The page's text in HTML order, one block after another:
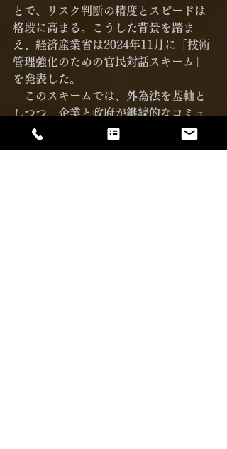
とで、リスク判断の精度とスピードは
格段に高まる。こうした背景を踏ま
え、経済産業省は2024年11月に「技術
管理強化のための官民対話スキーム」
を発表した。
このスキームでは、外為法を基軸と
しつつ、企業と政府が継続的なコミュ
ニケーションを通じて懸念技術の移転